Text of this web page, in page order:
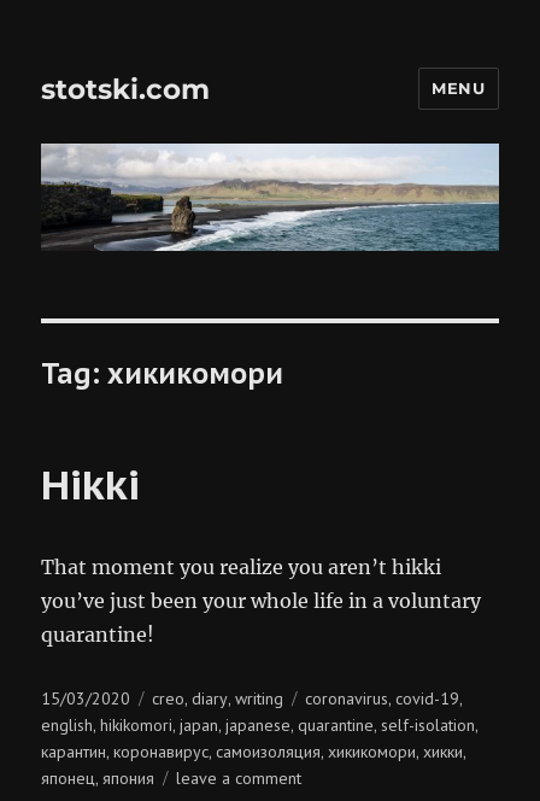
stotski.com MENU
Tag:хикикомори
Hikki
That moment you realize you aren’t hikki
you’ve just been your whole life in a voluntary
quarantine!
Posted
on
15/03/2020 Categories
creo,diary,writing Tags
coronavirus,covid-19,
english,hikikomori,japan,japanese,quarantine, self-isolation,
карантин,коронавирус,самоизоляция,хикикомори,хикки,
японец, япония leave a commenton